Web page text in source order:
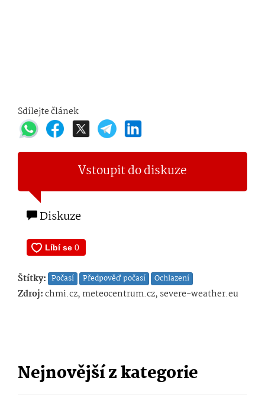
Sdílejte článek
Vstoupit do diskuze
Diskuze
Štítky: Počasí Předpověď počasí Ochlazení
Zdroj:chmi.cz, meteocentrum.cz, severe-weather.eu
Nejnovější z kategorie